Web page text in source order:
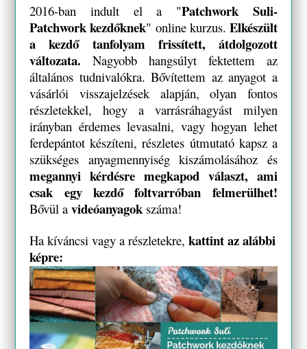
2016-ban indult el a "Patchwork Suli-
Patchwork kezdőknek" online kurzus. Elkészült
a kezdő tanfolyam frissített, átdolgozott
változata.Nagyobb hangsúlyt fektettem az
általános tudnivalókra. Bővítettem az anyagot a
vásárlói visszajelzések alapján, olyan fontos
részletekkel, hogy a varrásráhagyást milyen
irányban érdemes levasalni, vagy hogyan lehet
ferdepántot készíteni, részletes útmutató kapsz a
szükséges anyagmennyiség kiszámolásához és
megannyi kérdésre megkapod választ, ami
csak egy kezdő foltvarróban felmerülhet!
Bővül avideóanyagok száma!
Ha kíváncsi vagy a részletekre,kattint az alábbi
képre: